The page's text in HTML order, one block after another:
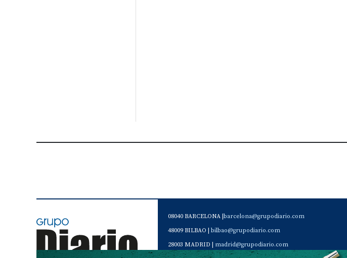
08040 BARCELONA | barcelona@grupodiario.com
48009 BILBAO | bilbao@grupodiario.com
28003 MADRID | madrid@grupodiario.com